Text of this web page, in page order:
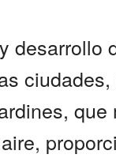
desarrollo
ciudades,
que